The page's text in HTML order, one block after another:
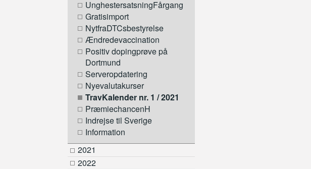
UnghestersatsningFårgang
Gratisimport
NytfraDTCsbestyrelse
Ændredevaccination
Positiv dopingprøve på
Dortmund
Serveropdatering
Nyevalutakurser
TravKalender nr. 1 / 2021
PræmiechancenH
Indrejse til Sverige
Information
2021
2022